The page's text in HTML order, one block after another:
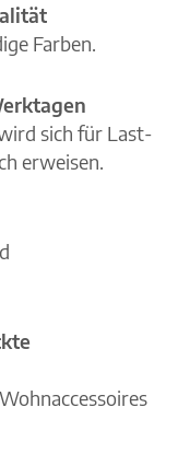
Farben.
sich für Last-
erweisen.